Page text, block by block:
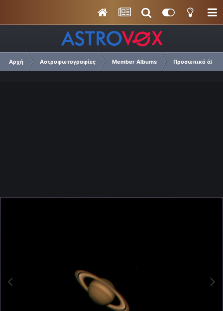
Αρχή Αστροφωτογραφίες Member Albums Προσωπικό